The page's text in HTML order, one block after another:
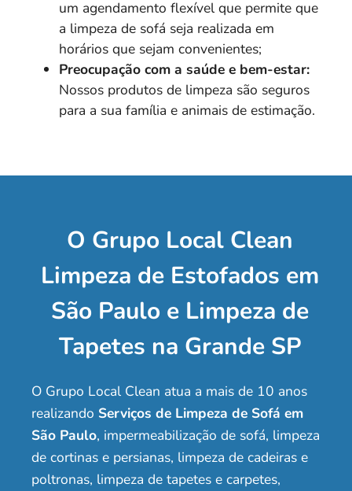
um agendamento flexível que permite que
a limpeza de sofá seja realizada em
horários que sejam convenientes;
Preocupação com a saúde e bem-estar:
Nossos produtos de limpeza são seguros
para a sua família e animais de estimação.
O Grupo Local Clean
Limpeza de Estofados em
São Paulo e Limpeza de
Tapetes na Grande SP
O Grupo Local Clean atua a mais de 10 anos
realizando Serviços de Limpeza de Sofá em
São Paulo, impermeabilização de sofá, limpeza
de cortinas e persianas, limpeza de cadeiras e
poltronas, limpeza de tapetes e carpetes,